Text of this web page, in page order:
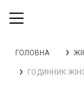
ГОЛОВНА
ГОДИННИК